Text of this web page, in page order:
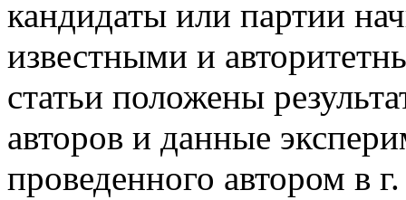
кандидаты или партии
известными и
статьи положены
авторов и данные
проведенного автором в